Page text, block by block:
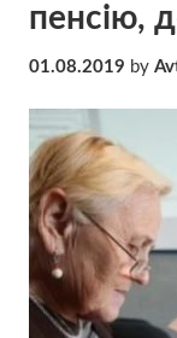
пенсію,
01.08.2019 by